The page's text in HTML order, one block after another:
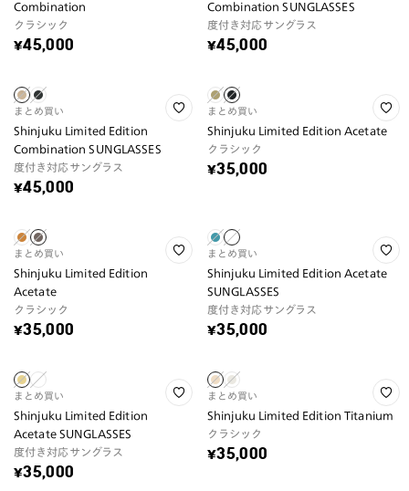
Combination
クラシック
¥45,000
Combination SUNGLASSES
度付き対応サングラス
¥45,000
まとめ買い
Shinjuku Limited Edition
Combination SUNGLASSES
度付き対応サングラス
¥45,000
まとめ買い
Shinjuku Limited Edition Acetate
クラシック
¥35,000
まとめ買い
Shinjuku Limited Edition
Acetate
クラシック
¥35,000
まとめ買い
Shinjuku Limited Edition Acetate
SUNGLASSES
度付き対応サングラス
¥35,000
まとめ買い
Shinjuku Limited Edition
Acetate SUNGLASSES
度付き対応サングラス
¥35,000
まとめ買い
Shinjuku Limited Edition Titanium
クラシック
¥35,000